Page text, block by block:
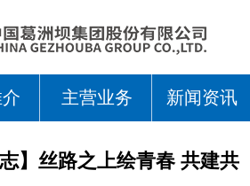
主营业务 新闻资讯
】丝路之上绘青春 共建共